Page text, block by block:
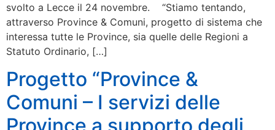
svolto a Lecce il 24 novembre. “Stiamo tentando,
attraverso Province & Comuni, progetto di sistema che
interessa tutte le Province, sia quelle delle Regioni a
Statuto Ordinario, […]
Progetto “Province &
Comuni – I servizi delle